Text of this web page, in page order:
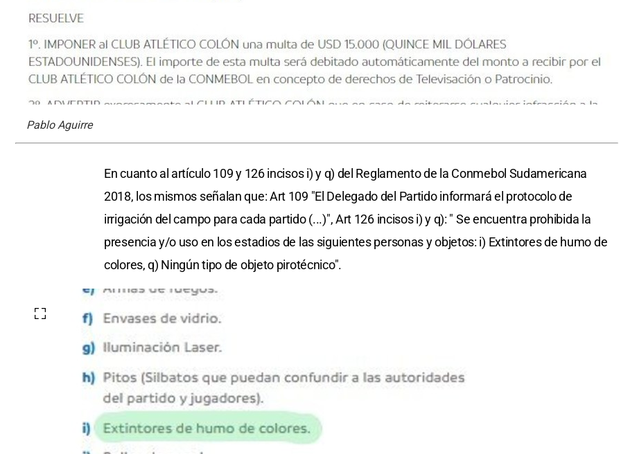
Pablo Aguirre
En cuanto al artículo 109 y 126 incisos i) y q) del Reglamento de la Conmebol Sudamericana
2018, los mismos señalan que: Art 109 "El Delegado del Partido informará el protocolo de
irrigación del campo para cada partido (...)", Art 126 incisos i) y q): " Se encuentra prohibida la
presencia y/o uso en los estadios de las siguientes personas y objetos: i) Extintores de humo de
colores, q) Ningún tipo de objeto pirotécnico".